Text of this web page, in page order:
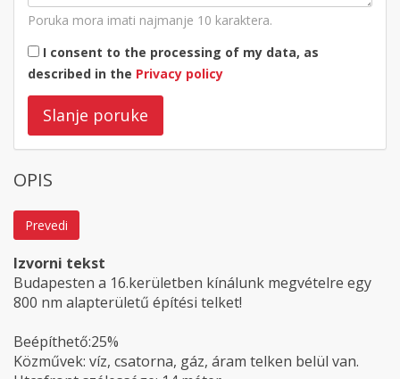
Poruka mora imati najmanje 10 karaktera.
I consent to the processing of my data, as
described in the Privacy policy
Slanje poruke
OPIS
Prevedi
Izvorni tekst
Budapesten a 16.kerületben kínálunk megvételre egy
800 nm alapterületű építési telket!
Beépíthető:25%
Közművek: víz, csatorna, gáz, áram telken belül van.